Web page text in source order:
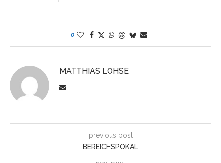
0
MATTHIAS LOHSE
previous post
BEREICHSPOKAL